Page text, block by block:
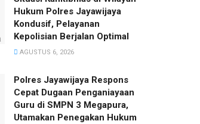
Hukum Polres Jayawijaya
Kondusif, Pelayanan
Kepolisian Berjalan Optimal
AGUSTUS 6, 2026
Polres Jayawijaya Respons
Cepat Dugaan Penganiayaan
Guru di SMPN 3 Megapura,
Utamakan Penegakan Hukum